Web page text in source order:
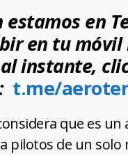
estamos en
en tu móvil
instante,
t.me/
que es un
pilotos de un